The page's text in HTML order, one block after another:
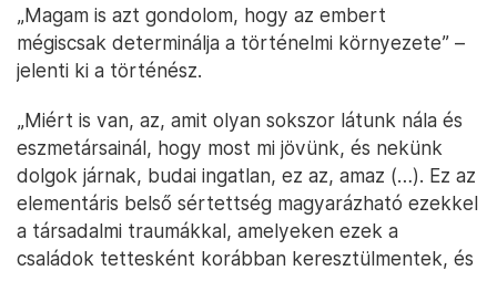
„Magam is azt gondolom, hogy az embert
mégiscsak determinálja a történelmi környezete” –
jelenti ki a történész.
„Miért is van, az, amit olyan sokszor látunk nála és
eszmetársainál, hogy most mi jövünk, és nekünk
dolgok járnak, budai ingatlan, ez az, amaz (…). Ez az
elementáris belső sértettség magyarázható ezekkel
a társadalmi traumákkal, amelyeken ezek a
családok tettesként korábban keresztülmentek, és